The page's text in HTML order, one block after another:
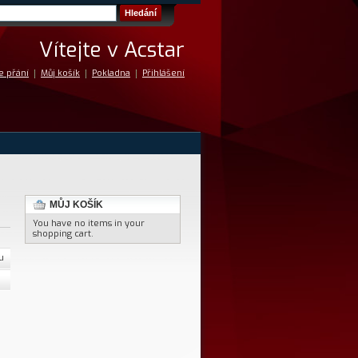
Hledání
Vítejte v Acstar
přání Můj košík Pokladna Přihlášení
MŮJ KOŠÍK
You have no items in your
shopping cart.